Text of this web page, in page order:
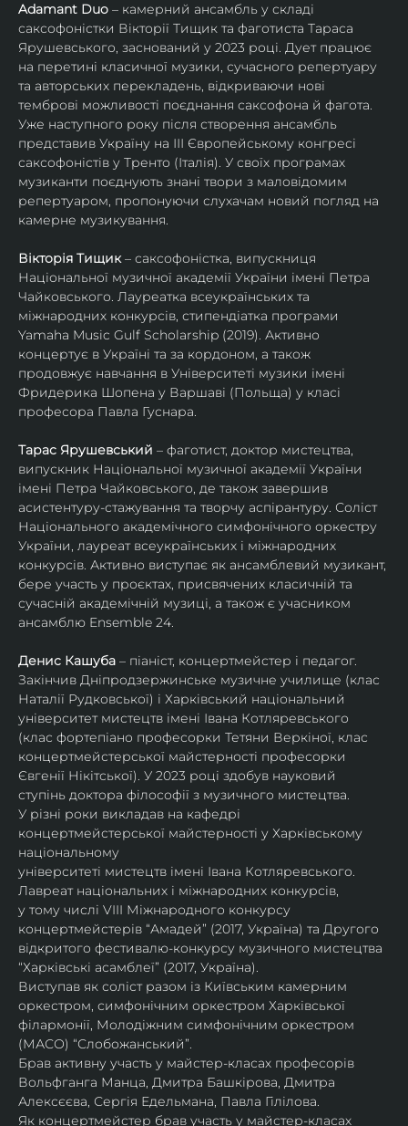
Adamant Duo – камерний ансамбль у складі
саксофоністки Вікторії Тищик та фаготиста Тараса
Ярушевського, заснований у 2023 році. Дует працює
на перетині класичної музики, сучасного репертуару
та авторських перекладень, відкриваючи нові
темброві можливості поєднання саксофона й фагота.
Уже наступного року після створення ансамбль
представив Україну на ІІІ Європейському конгресі
саксофоністів у Тренто (Італія). У своїх програмах
музиканти поєднують знані твори з маловідомим
репертуаром, пропонуючи слухачам новий погляд на
камерне музикування.
Вікторія Тищик – саксофоністка, випускниця
Національної музичної академії України імені Петра
Чайковського. Лауреатка всеукраїнських та
міжнародних конкурсів, стипендіатка програми
Yamaha Music Gulf Scholarship (2019). Активно
концертує в Україні та за кордоном, а також
продовжує навчання в Університеті музики імені
Фридерика Шопена у Варшаві (Польща) у класі
професора Павла Гуснара.
Тарас Ярушевський – фаготист, доктор мистецтва,
випускник Національної музичної академії України
імені Петра Чайковського, де також завершив
асистентуру-стажування та творчу аспірантуру. Соліст
Національного академічного симфонічного оркестру
України, лауреат всеукраїнських і міжнародних
конкурсів. Активно виступає як ансамблевий музикант,
бере участь у проєктах, присвячених класичній та
сучасній академічній музиці, а також є учасником
ансамблю Ensemble 24.
Денис Кашуба – піаніст, концертмейстер і педагог.
Закінчив Дніпродзержинське музичне училище (клас
Наталії Рудковської) і Харківський національний
університет мистецтв імені Івана Котляревського
(клас фортепіано професорки Тетяни Веркіної, клас
концертмейстерської майстерності професорки
Євгенії Нікітської). У 2023 році здобув науковий
ступінь доктора філософії з музичного мистецтва.
У різні роки викладав на кафедрі
концертмейстерської майстерності у Харківському
національному
університеті мистецтв імені Івана Котляревського.
Лавреат національних і міжнародних конкурсів,
у тому числі VIII Міжнародного конкурсу
концертмейстерів “Амадей” (2017, Україна) та Другого
відкритого фестивалю-конкурсу музичного мистецтва
“Харківські асамблеї” (2017, Україна).
Виступав як соліст разом із Київським камерним
оркестром, симфонічним оркестром Харківської
філармонії, Молодіжним симфонічним оркестром
(МАСО) “Слобожанський”.
Брав активну участь у майстер-класах професорів
Вольфганга Манца, Дмитра Башкірова, Дмитра
Алексєєва, Сергія Едельмана, Павла Гілілова.
Як концертмейстер брав участь у майстер-класах